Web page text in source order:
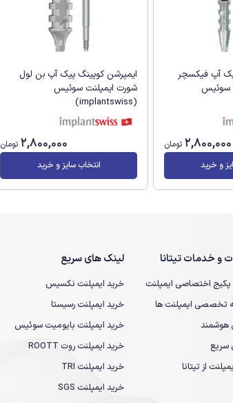
آپ فیکسچر
سوئیس
2,800,000 تومان
و خرید
ایمپرشن کوپینگ پیک آپ بن لول
شورت ایمپلنت سوئیس
(implantswiss)
2,800,000 تومان
انتخاب سایز و خرید
و خدمات تیتانا
اختصاصی ایمپلنت
تخصصی ایمپلنت ها
هوشمند
سریع
از تیتانا
لینک های سریع
خرید ایمپلنت نکسیس
خرید ایمپلنت رسیستا
خرید ایمپلنت بایومیت سوئیس
خرید ایمپلنت روت ROOTT
خرید ایمپلنت TRI
خرید ایمپلنت SGS